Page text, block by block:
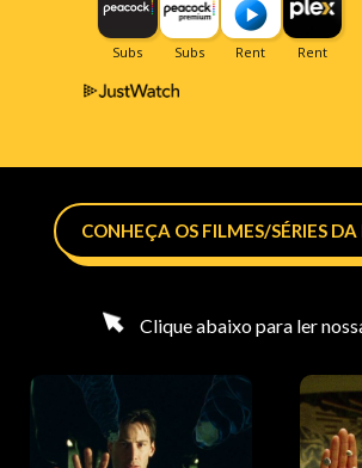
CONHEÇA OS FILMES/SÉRIES
Clique abaixo para ler